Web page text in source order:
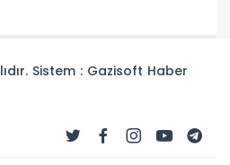
Sistem : Gazisoft Haber